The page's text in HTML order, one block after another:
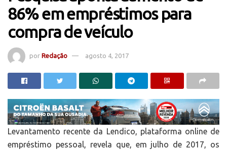
86% em empréstimos para
compra de veículo
por Redação agosto 4, 2017
Levantamento recente da Lendico, plataforma online de
empréstimo pessoal, revela que, em julho de 2017, os